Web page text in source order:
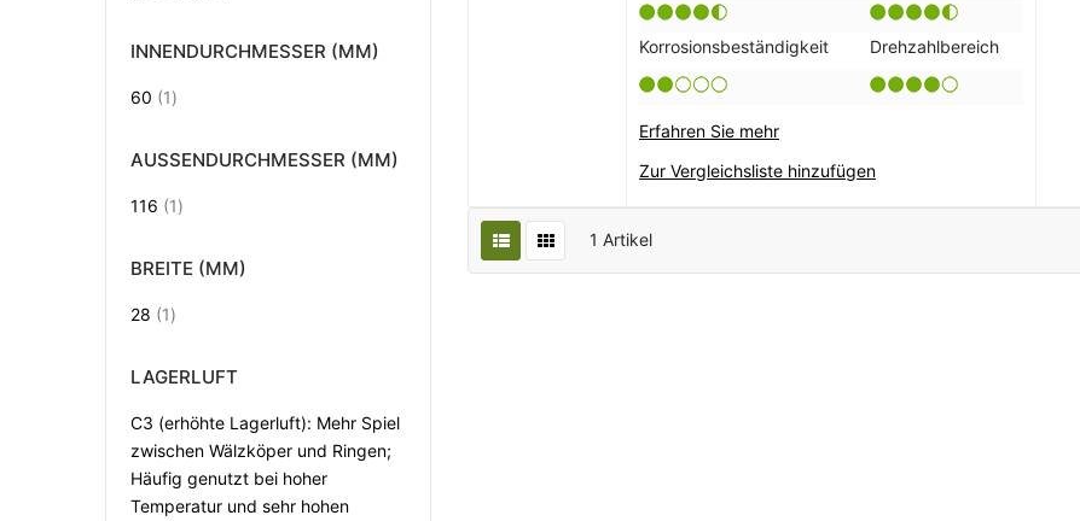
Korrosionsbeständigkeit Drehzahlbereich
Erfahren Sie mehr
Zur Vergleichsliste hinzufügen
1 Artikel
INNENDURCHMESSER (MM)
60 1Artikel
AUSSENDURCHMESSER (MM)
116 1Artikel
BREITE (MM)
28 1Artikel
LAGERLUFT
C3 (erhöhte Lagerluft): Mehr Spiel
zwischen Wälzköper und Ringen;
Häufig genutzt bei hoher
Temperatur und sehr hohen